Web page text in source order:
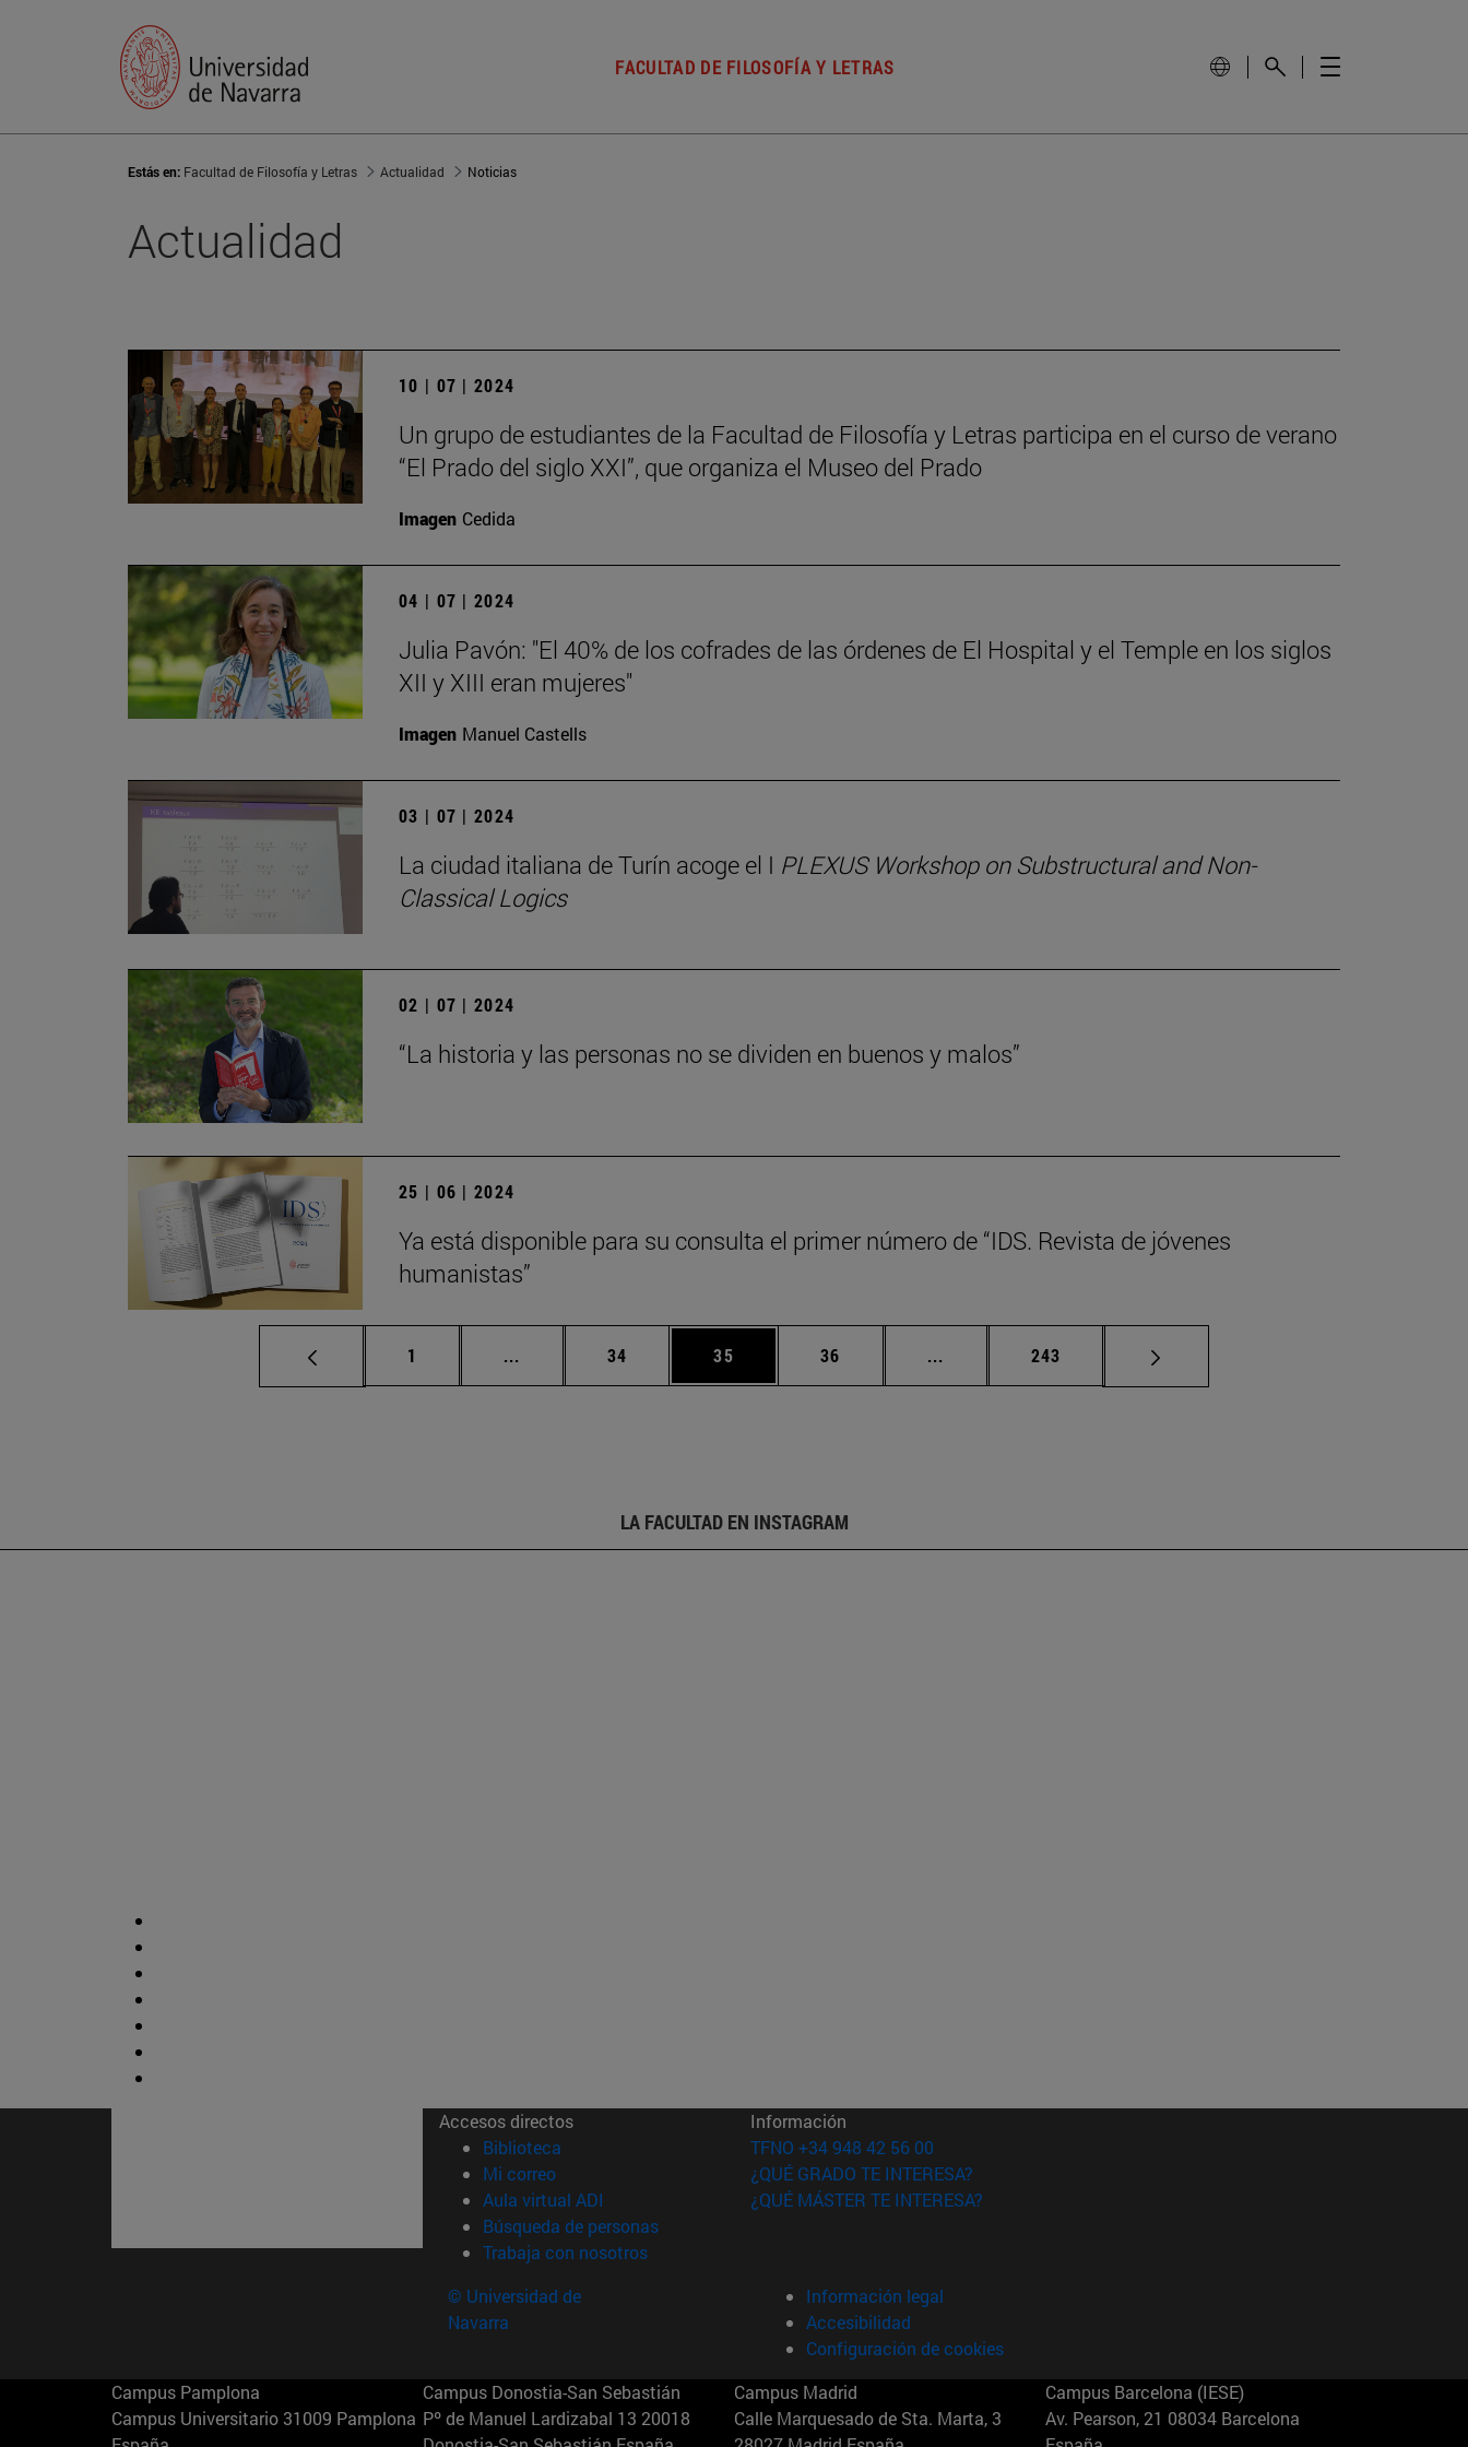
FACULTAD DE FILOSOFÍA Y LETRAS
Estás en: Facultad de Filosofía y Letras Actualidad Noticias
Actualidad
10 | 07 | 2024
Un grupo de estudiantes de la Facultad de Filosofía y Letras participa en el curso de verano
“El Prado del siglo XXI”, que organiza el Museo del Prado
Imagen Cedida
04 | 07 | 2024
Julia Pavón: "El 40% de los cofrades de las órdenes de El Hospital y el Temple en los siglos
XII y XIII eran mujeres"
Imagen Manuel Castells
03 | 07 | 2024
La ciudad italiana de Turín acoge el I PLEXUS Workshop on Substructural and Non-
Classical Logics
02 | 07 | 2024
“La historia y las personas no se dividen en buenos y malos”
25 | 06 | 2024
Ya está disponible para su consulta el primer número de “IDS. Revista de jóvenes
humanistas”
Página
1 ... Páginas intermedias Use TAB para desplazarse.
Página
34 Página
35 Página
36 ... Páginas intermedias Use TAB para desplazarse.
Página
243
LA FACULTAD EN INSTAGRAM
Accesos directos
Biblioteca (abre en nueva ventana)
Mi correo(abre en nueva ventana)
Aula virtual ADI (abre en nueva ventana)
Búsqueda de personas(abre en nueva ventana)
Trabaja con nosotros(abre en nueva ventana)
Información
TFNO +34 948 42 56 00
¿QUÉ GRADO TE INTERESA?
¿QUÉ MÁSTER TE INTERESA?
© Universidad de
Navarra
Información legal
Accesibilidad
Configuración de cookies
Campus Pamplona
Campus Universitario 31009 Pamplona
Campus Donostia-San Sebastián
Pº de Manuel Lardizabal 13 20018
Campus Madrid
Calle Marquesado de Sta. Marta, 3
Campus Barcelona (IESE)
Av. Pearson, 21 08034 Barcelona